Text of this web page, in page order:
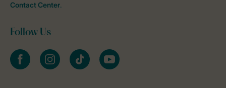
Contact Center.
Follow Us
facebookinstagramtiktok youtube